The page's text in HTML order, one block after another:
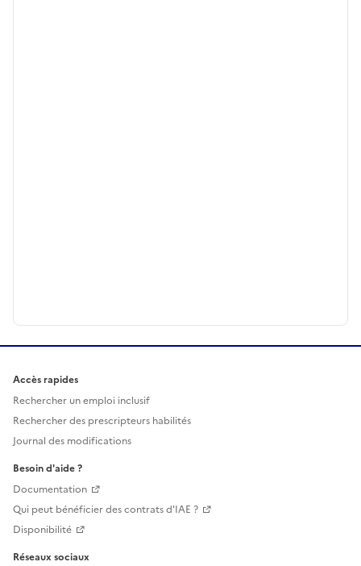
Accès rapides
Rechercher un emploi inclusif
Rechercher des prescripteurs habilités
Journal des modifications
Besoin d'aide ?
Documentation
Qui peut bénéficier des contrats d'IAE ?
Disponibilité
Réseaux sociaux